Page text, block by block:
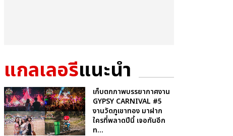
แกลเลอรีแนะนำ
เก็บตกภาพบรรยากาศงาน
GYPSY CARNIVAL #5
งานวัดภูเขาทอง มาฝาก
ใครที่พลาดปีนี้ เจอกันอีก
ท...